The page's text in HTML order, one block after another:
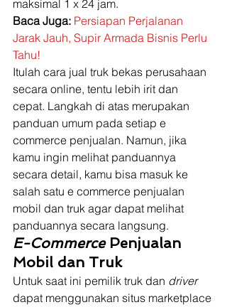
maksimal 1 x 24 jam.
Baca Juga: Persiapan Perjalanan
Jarak Jauh, Supir Armada Bisnis Perlu
Tahu!
Itulah cara jual truk bekas perusahaan
secara online, tentu lebih irit dan
cepat. Langkah di atas merupakan
panduan umum pada setiap e
commerce penjualan. Namun, jika
kamu ingin melihat panduannya
secara detail, kamu bisa masuk ke
salah satu e commerce penjualan
mobil dan truk agar dapat melihat
panduannya secara langsung.
E-Commerce Penjualan
Mobil dan Truk
Untuk saat ini pemilik truk dan driver
dapat menggunakan situs marketplace